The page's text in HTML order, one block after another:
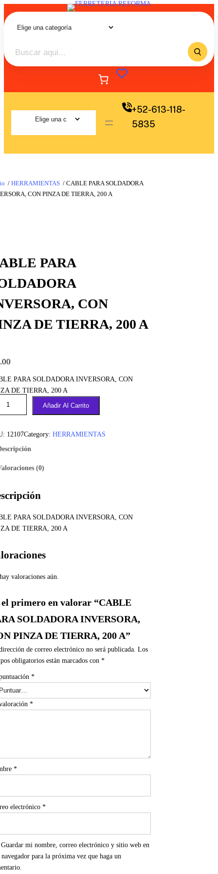
+52-613-118-
5835
/ HERRAMIENTAS / CABLE PARA SOLDADORA
CON PINZA DE TIERRA, 200 A
PARA
CON
DE TIERRA, 200 A
PARA SOLDADORA INVERSORA, CON
DE TIERRA, 200 A
Añadir Al Carrito
12107Category: HERRAMIENTAS
(0)
PARA SOLDADORA INVERSORA, CON
DE TIERRA, 200 A
valoraciones aún.
el primero en valorar “CABLE
SOLDADORA INVERSORA,
PINZA DE TIERRA, 200 A”
de correo electrónico no será publicada. Los
obligatorios están marcados con *
*
*
*
electrónico *
Guardar mi nombre, correo electrónico y sitio web en
navegador para la próxima vez que haga un